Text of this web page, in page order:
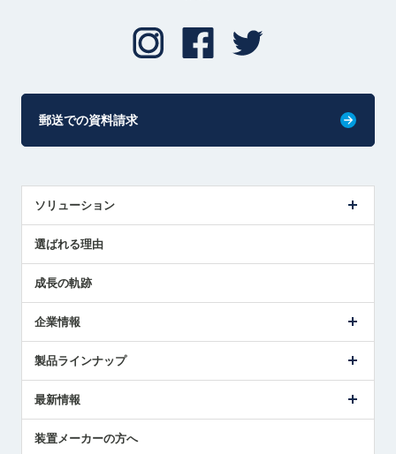
郵送での資料請求
ソリューション
解決策提案
選ばれる理由
成長の軌跡
企業情報
ごあいさつ
受賞履歴
採用情報
製品ラインナップ
ツールセッタ製品
エアマイクロセンサ製品
最新情報
メトロールの技術
装置メーカーの方へ